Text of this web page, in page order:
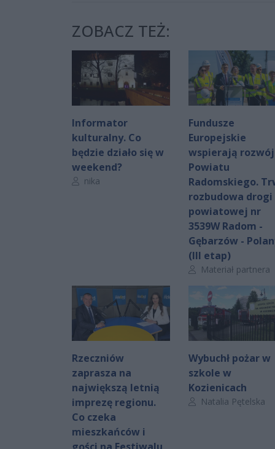
ZOBACZ TEŻ:
Informator
kulturalny. Co
będzie działo się w
weekend?
Autor artykułu:
nika
Fundusze
Europejskie
wspierają rozwój
Powiatu
Radomskiego.
rozbudowa drogi
powiatowej nr
3539W Radom -
Gębarzów -
(III etap)
Autor artykułu:
Materiał partnera
Rzeczniów
zaprasza na
największą letnią
imprezę regionu.
Co czeka
mieszkańców i
Wybuchł pożar w
szkole w
Kozienicach
Autor artykułu:
Natalia Pętelska